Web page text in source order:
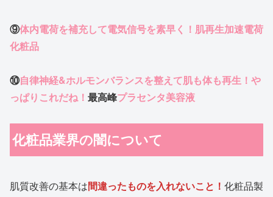
⑨体内電荷を補充して電気信号を素早く！肌再生加速電荷
化粧品
⑩自律神経&ホルモンバランスを整えて肌も体も再生！や
っぱりこれだね！ 最高峰プラセンタ美容液
化粧品業界の闇について
肌質改善の基本は間違ったものを入れないこと！ 化粧品製